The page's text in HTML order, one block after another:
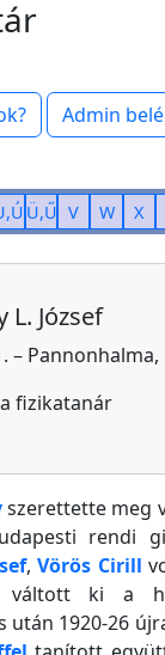
Admin
Ü,Ű V W X
L. József
– Pannonhalma,
fizikatanár
szerettette meg
rendi
,Vörös Cirill
ki a
1920-26